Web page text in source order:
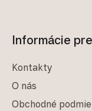
Informácie
Kontakty
O nás
Obchodné